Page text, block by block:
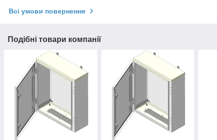
Всі умови повернення
Подібні товари компанії